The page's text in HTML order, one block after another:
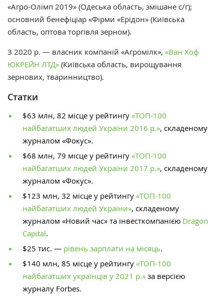
«Агро-Олімп 2019» (Одеська область, змішане с/г);
основний бенефіціар «Фірми «Ерідон» (Київська
область, оптова торгівля зерном).
З 2020 р. — власник компаній «Агромілк», «Ван Хоф
ЮКРЕЙН ЛТД» (Київська область, вирощування
зернових, тваринництво).
Статки
$63 млн, 82 місце у рейтингу «ТОП-100
найбагатших людей України 2016 р.», складеному
журналом «Фокус».
$68 млн, 79 місце у рейтингу «ТОП-100
найбагатших людей України 2017 р.», складеному
журналом «Фокус».
$123 млн, 32 місце у рейтингу «ТОП-100
найбагатших людей України», складеному
журналом «Новий час» та інвесткомпанією Dragon
Capital.
$25 тис. — рівень зарплати на місяць.
$140 млн, 85 місце у рейтингу «ТОП-100
найбагатших українців у 2021 р.» за версією
журналу Forbes.